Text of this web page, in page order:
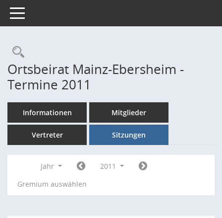
Toggle navigation
Rechercheauswahl
Ortsbeirat Mainz-Ebersheim -
Termine 2011
Informationen Mitglieder
Vertreter Sitzungen
Jahr
2011
Gremium auswählen